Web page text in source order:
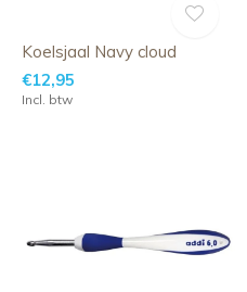
Koelsjaal Navy cloud
€12,95
Incl. btw